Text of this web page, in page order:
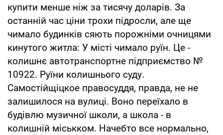
купити менше ніж за тисячу доларів. За
останній час ціни трохи підросли, але ще
чимало будинків сяють порожніми очницями
кинутого житла: У місті чимало руїн. Це -
колишнє автотранспортне підприємство №
10922. Руїни колишнього суду.
Самостійщіцкое правосуддя, правда, не не
залишилося на вулиці. Воно переїхало в
будівлю музичної школи, а школа - в
колишній міськком. Начебто все нормально,